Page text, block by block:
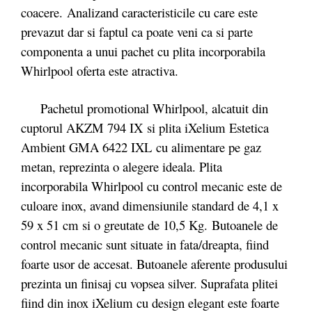
coacere. Analizand caracteristicile cu care este
prevazut dar si faptul ca poate veni ca si parte
componenta a unui pachet cu plita incorporabila
Whirlpool oferta este atractiva.
Pachetul promotional Whirlpool, alcatuit din
cuptorul AKZM 794 IX si plita iXelium Estetica
Ambient GMA 6422 IXL cu alimentare pe gaz
metan, reprezinta o alegere ideala. Plita
incorporabila Whirlpool cu control mecanic este de
culoare inox, avand dimensiunile standard de 4,1 x
59 x 51 cm si o greutate de 10,5 Kg. Butoanele de
control mecanic sunt situate in fata/dreapta, fiind
foarte usor de accesat. Butoanele aferente produsului
prezinta un finisaj cu vopsea silver. Suprafata plitei
fiind din inox iXelium cu design elegant este foarte